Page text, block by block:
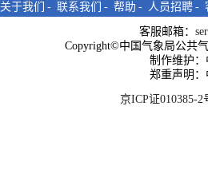
关于我们 - 联系我们 - 帮助 - 人员招聘 -
客服邮箱：
Copyright©中国气象局公共
制作维护
郑重声明
京ICP证010385-2